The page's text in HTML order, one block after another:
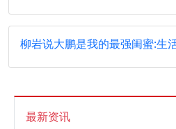
柳岩说大鹏是我的最强闺蜜:生
最新资讯